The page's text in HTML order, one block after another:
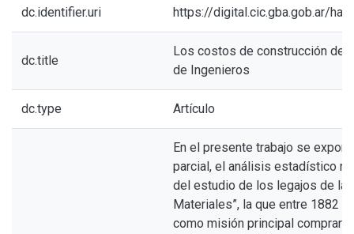
dc.identifier.uri https://digital.cic.gba.gob.ar/
dc.title
Los costos de construcción del
de Ingenieros
dc.type Artículo
En el presente trabajo se
parcial, el análisis estadístico
del estudio de los legajos de la
Materiales”, la que entre 1882 y
como misión principal comprar